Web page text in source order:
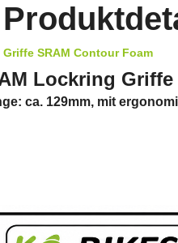
Griffe SRAM Contour Foam
Lockring
ca. 129mm, mit